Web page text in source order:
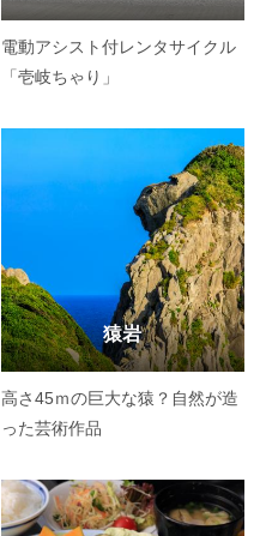
電動アシスト付レンタサイクル
「壱岐ちゃり」
猿岩
高さ45ｍの巨大な猿？自然が造
った芸術作品